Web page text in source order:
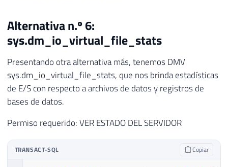
Alternativa n.º 6:
sys.dm_io_virtual_file_stats
Presentando otra alternativa más, tenemos DMV
sys.dm_io_virtual_file_stats, que nos brinda estadísticas
de E/S con respecto a archivos de datos y registros de
bases de datos.
Permiso requerido: VER ESTADO DEL SERVIDOR
TRANSACT-SQL Copiar